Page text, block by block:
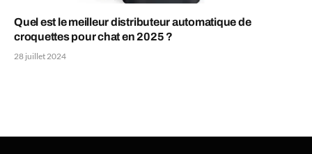
Quel est le meilleur distributeur automatique de
croquettes pour chat en 2025 ?
28 juillet 2024